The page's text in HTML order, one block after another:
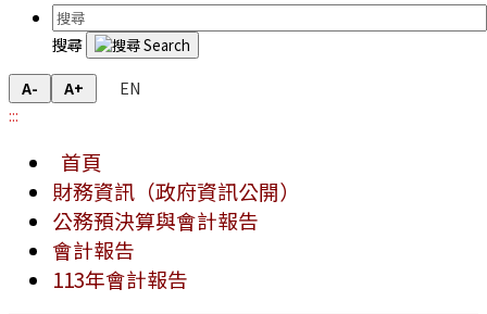
搜尋
A- A+
EN
:::
首頁
財務資訊（政府資訊公開）
公務預決算與會計報告
會計報告
113年會計報告